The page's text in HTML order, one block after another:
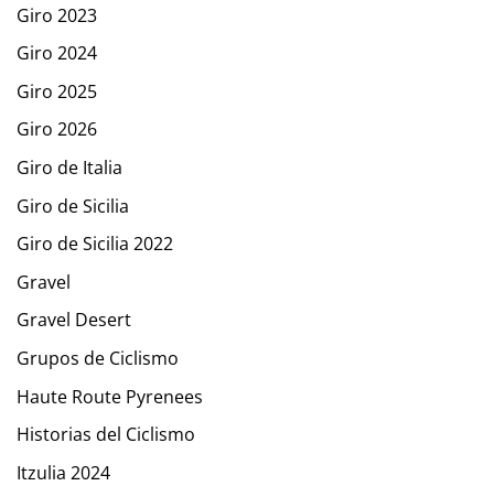
Giro 2023
Giro 2024
Giro 2025
Giro 2026
Giro de Italia
Giro de Sicilia
Giro de Sicilia 2022
Gravel
Gravel Desert
Grupos de Ciclismo
Haute Route Pyrenees
Historias del Ciclismo
Itzulia 2024